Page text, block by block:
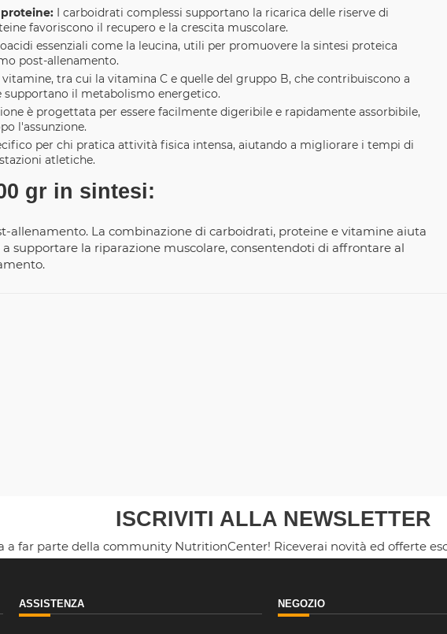
I carboidrati complessi supportano la ricarica delle riserve di
favoriscono il recupero e la crescita muscolare.
essenziali come la leucina, utili per promuovere la sintesi proteica
post-allenamento.
tra cui la vitamina C e quelle del gruppo B, che contribuiscono a
supportano il metabolismo energetico.
è progettata per essere facilmente digeribile e rapidamente assorbibile,
l'assunzione.
per chi pratica attività fisica intensa, aiutando a migliorare i tempi di
atletiche.
gr in sintesi:
allenamento. La combinazione di carboidrati, proteine e vitamine aiuta
supportare la riparazione muscolare, consentendoti di affrontare al
ISCRIVITI ALLA NEWSLETTER
a far parte della community NutritionCenter! Riceverai novità ed offerte
ASSISTENZA NEGOZIO